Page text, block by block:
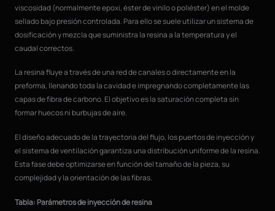
viscosidad (normalmente epoxi, éster de vinilo o poliéster) en el molde
sellado bajo presión controlada. Para ello se suele utilizar un sistema de
dosificación y mezcla que suministra la resina a la temperatura y el
caudal correctos.
La resina fluye a través de una red de canales o directamente en la
preforma, llenando toda la cavidad e impregnando completamente las
capas de fibra de carbono. El objetivo es la saturación completa sin
formar huecos ni burbujas de aire.
El diseño adecuado de la trayectoria del flujo, los puertos de inyección y
el sistema de ventilación garantiza una distribución uniforme de la resina.
Esta fase debe optimizarse en función del tamaño de la pieza, su
complejidad y la orientación de las fibras.
Tabla: Parámetros de inyección de resina